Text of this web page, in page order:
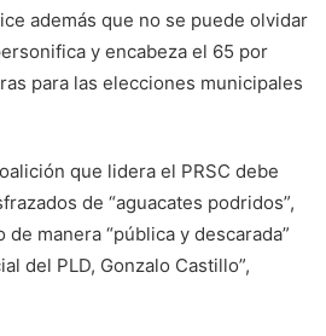
además que no se puede olvidar
y encabeza el 65 por
para las elecciones municipales
que lidera el PRSC debe
de “aguacates podridos”,
manera “pública y descarada”
del PLD, Gonzalo Castillo”,